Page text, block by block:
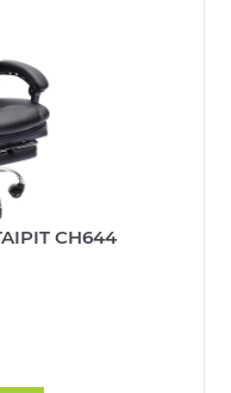
CH644